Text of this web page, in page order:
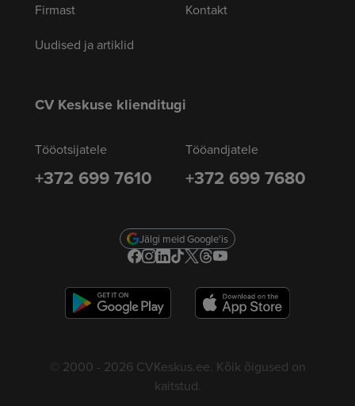
Firmast
Uudised ja artiklid
Kontakt
CV Keskuse klienditugi
Tööotsijatele
+372 699 7610
Tööandjatele
+372 699 7680
Jälgi meid Google'is
© 2000 - 2026 CVKeskus.ee. Kõik õigused on
kaitstud.